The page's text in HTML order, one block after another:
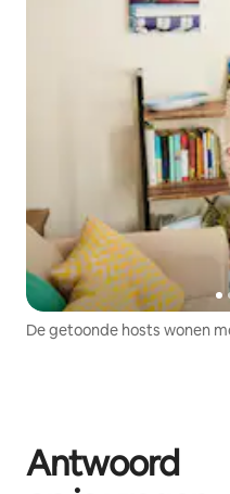
De getoonde hosts wonen
Antwoord